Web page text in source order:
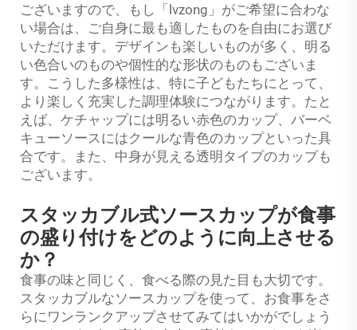
ございますので、もし「lvzong」がご希望に合わな
い場合は、ご自身に最も適したものを自由にお選び
いただけます。デザインも楽しいものが多く、明る
い色合いのものや個性的な形状のものもございま
す。こうした多様性は、特に子どもたちにとって、
より楽しく充実した調理体験につながります。たと
えば、ケチャップには明るい赤色のカップ、バーベ
キューソースにはクールな青色のカップといった具
合です。また、中身が見える透明タイプのカップも
ございます。
スタッカブル式ソースカップが食事
の盛り付けをどのように向上させる
か？
食事の味と同じく、食べる際の見た目も大切です。
スタッカブルなソースカップを使って、お食事をさ
らにワンランクアップさせてみてはいかがでしょう